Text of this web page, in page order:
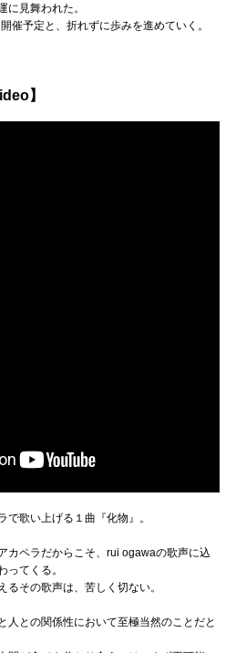
に見舞われた。
催予定と、折れずに歩みを進めていく。
】
で歌い上げる１曲『化物』。
カペラだからこそ、rui ogawaの歌声に込
ってくる。
るその歌声は、苦しく切ない。
人との関係性において至極当然のことだと